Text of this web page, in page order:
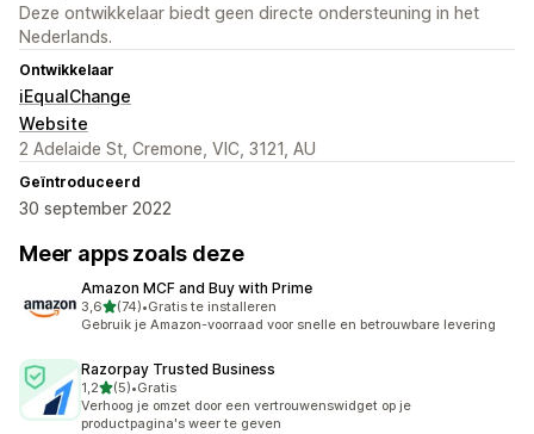
Deze ontwikkelaar biedt geen directe ondersteuning in het
Nederlands.
Ontwikkelaar
iEqualChange
Website
2 Adelaide St, Cremone, VIC, 3121, AU
Geïntroduceerd
30 september 2022
Meer apps zoals deze
Amazon MCF and Buy with Prime
3,6van 5 sterren
(74)
74 recensies in totaal
•Gratis te installeren
Gebruik je Amazon-voorraad voor snelle en betrouwbare levering
Razorpay Trusted Business
1,2van 5 sterren
(5)
5 recensies in totaal
•Gratis
Verhoog je omzet door een vertrouwenswidget op je
productpagina's weer te geven